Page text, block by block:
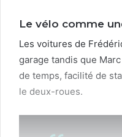
Le vélo comme
Les voitures de
garage tan­dis que
de temps, facil­ité de
le deux-roues.